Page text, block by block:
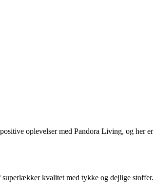
oplevelser med Pandora Living, og her er
kvalitet med tykke og dejlige stoffer.